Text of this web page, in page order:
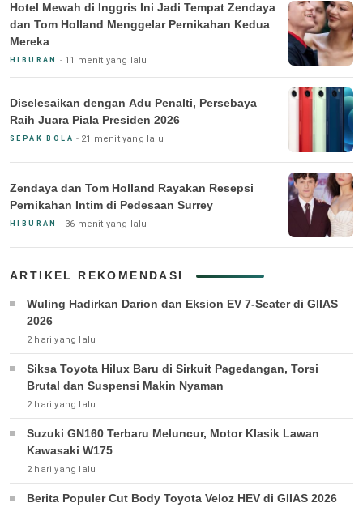
Hotel Mewah di Inggris Ini Jadi Tempat Zendaya
dan Tom Holland Menggelar Pernikahan Kedua
Mereka
HIBURAN 11 menit yang lalu
Diselesaikan dengan Adu Penalti, Persebaya
Raih Juara Piala Presiden 2026
SEPAK BOLA 21 menit yang lalu
Zendaya dan Tom Holland Rayakan Resepsi
Pernikahan Intim di Pedesaan Surrey
HIBURAN 36 menit yang lalu
ARTIKEL REKOMENDASI
Wuling Hadirkan Darion dan Eksion EV 7-Seater di GIIAS
2026
2 hari yang lalu
Siksa Toyota Hilux Baru di Sirkuit Pagedangan, Torsi
Brutal dan Suspensi Makin Nyaman
2 hari yang lalu
Suzuki GN160 Terbaru Meluncur, Motor Klasik Lawan
Kawasaki W175
2 hari yang lalu
Berita Populer Cut Body Toyota Veloz HEV di GIIAS 2026